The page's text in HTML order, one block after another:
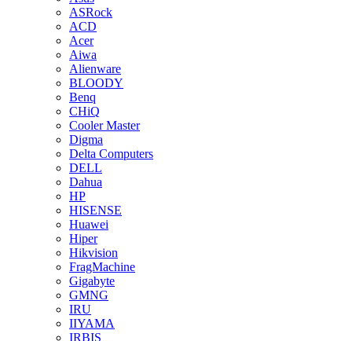
ASRock
ACD
Acer
Aiwa
Alienware
BLOODY
Benq
CHiQ
Cooler Master
Digma
Delta Computers
DELL
Dahua
HP
HISENSE
Huawei
Hiper
Hikvision
FragMachine
Gigabyte
GMNG
IRU
IIYAMA
IRBIS